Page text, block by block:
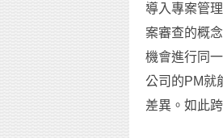
導入專案管
案審查的概
機會進行同
公司的PM就
差異。如此